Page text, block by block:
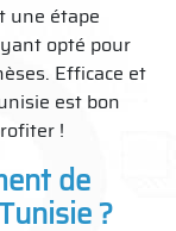
une étape
opté pour
Efficace et
est bon
!
de
?